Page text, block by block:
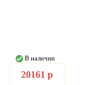
В наличии
20161 р